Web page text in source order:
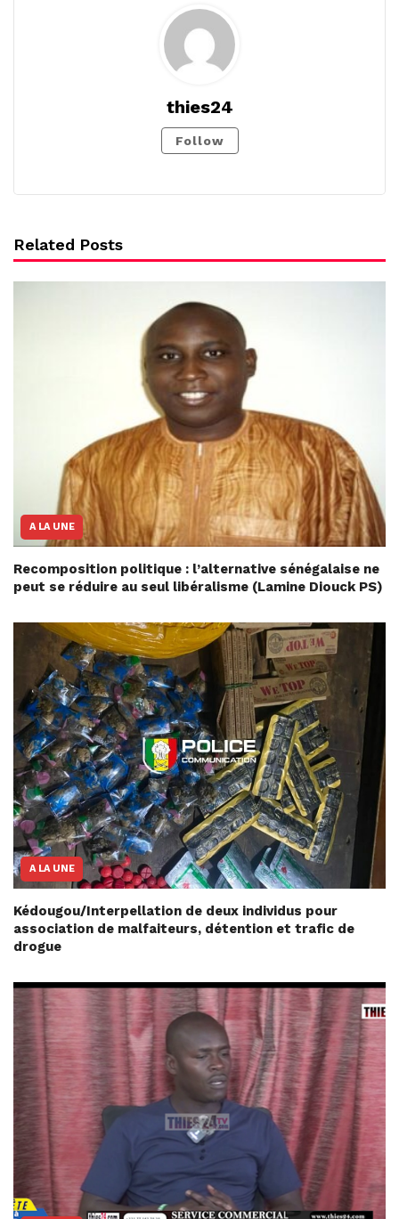
thies24
Follow
Related Posts
A LA UNE
Recomposition politique : l’alternative sénégalaise ne
peut se réduire au seul libéralisme (Lamine Diouck PS)
A LA UNE
Kédougou/Interpellation de deux individus pour
association de malfaiteurs, détention et trafic de
drogue